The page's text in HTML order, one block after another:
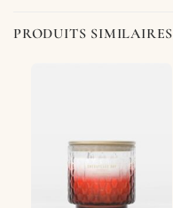
PRODUITS SIMILAIRES